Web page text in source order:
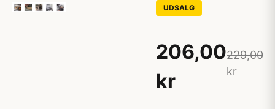
UDSALG
206,00
kr
229,00
kr